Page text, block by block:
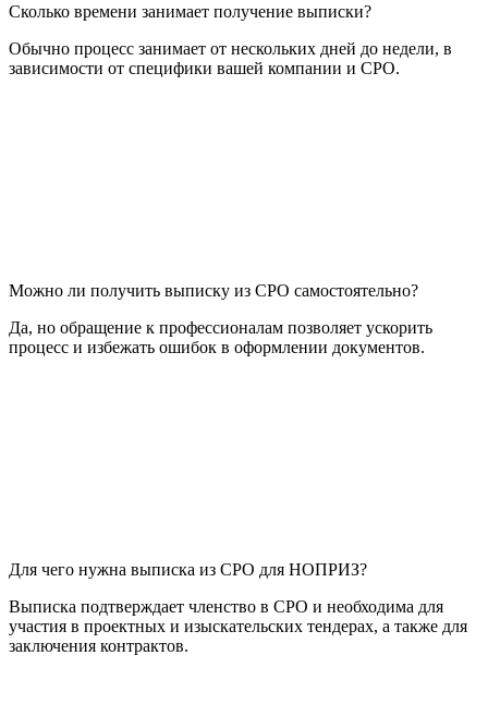
Сколько времени занимает получение выписки?
Обычно процесс занимает от нескольких дней до недели, в
зависимости от специфики вашей компании и СРО.
Можно ли получить выписку из СРО самостоятельно?
Да, но обращение к профессионалам позволяет ускорить
процесс и избежать ошибок в оформлении документов.
Для чего нужна выписка из СРО для НОПРИЗ?
Выписка подтверждает членство в СРО и необходима для
участия в проектных и изыскательских тендерах, а также для
заключения контрактов.